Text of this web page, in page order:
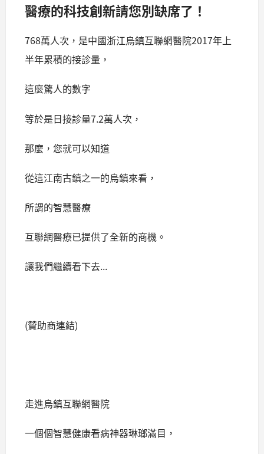
醫療的科技創新請您別缺席了！
768萬人次，是中國浙江烏鎮互聯網醫院2017年上
半年累積的接診量，
這麼驚人的數字
等於是日接診量7.2萬人次，
那麼，您就可以知道
從這江南古鎮之一的烏鎮來看，
所謂的智慧醫療
互聯網醫療已提供了全新的商機。
讓我們繼續看下去...
(贊助商連結)
走進烏鎮互聯網醫院
一個個智慧健康看病神器琳瑯滿目，